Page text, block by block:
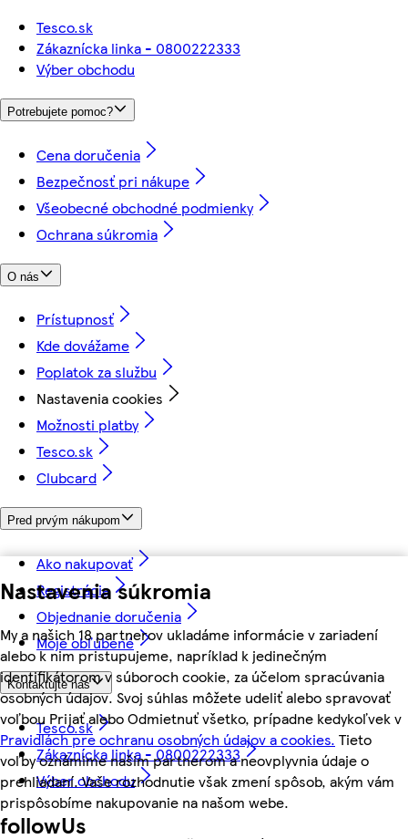
Nastavenia súkromia
My a našich 18 partnerov ukladáme informácie v zariadení
alebo k nim pristupujeme, napríklad k jedinečným
identifikátorom v súboroch cookie, za účelom spracúvania
osobných údajov. Svoj súhlas môžete udeliť alebo spravovať
voľbou Prijať alebo Odmietnuť všetko, prípadne kedykoľvek v
Pravidlách pre ochranu osobných údajov a cookies. Tieto
voľby oznámime našim partnerom a neovplyvnia údaje o
prehliadaní. Vaše rozhodnutie však zmení spôsob, akým vám
prispôsobíme nakupovanie na našom webe.
Tesco.sk
Zákaznícka linka - 0800222333
Výber obchodu
Potrebujete pomoc?
Cena doručenia
Bezpečnosť pri nákupe
Všeobecné obchodné podmienky
Ochrana súkromia
O nás
Prístupnosť
Kde dovážame
Poplatok za službu
Nastavenia cookies
Možnosti platby
Tesco.sk
Clubcard
Pred prvým nákupom
Ako nakupovať
Registrácia
Objednanie doručenia
Moje obľúbené
Kontaktujte nás
Tesco.sk
Zákaznícka linka - 0800222333
Výber obchodu
followUs